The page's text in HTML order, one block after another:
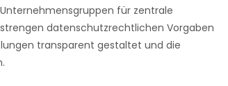
für zentrale
datenschutzrechtlichen Vorgaben
transparent gestaltet und die